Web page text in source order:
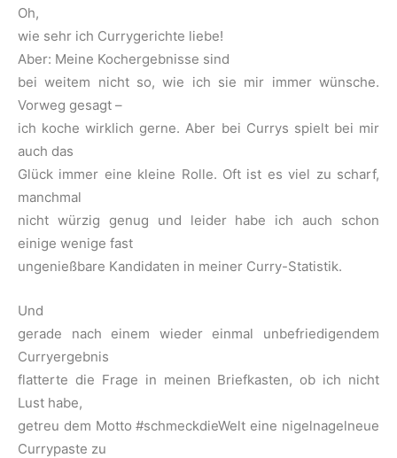
Oh,
wie sehr ich Currygerichte liebe!
Aber: Meine Kochergebnisse sind
bei weitem nicht so, wie ich sie mir immer wünsche.
Vorweg gesagt –
ich koche wirklich gerne. Aber bei Currys spielt bei mir
auch das
Glück immer eine kleine Rolle. Oft ist es viel zu scharf,
manchmal
nicht würzig genug und leider habe ich auch schon
einige wenige fast
ungenießbare Kandidaten in meiner Curry-Statistik.
Und
gerade nach einem wieder einmal unbefriedigendem
Curryergebnis
flatterte die Frage in meinen Briefkasten, ob ich nicht
Lust habe,
getreu dem Motto #schmeckdieWelt eine nigelnagelneue
Currypaste zu